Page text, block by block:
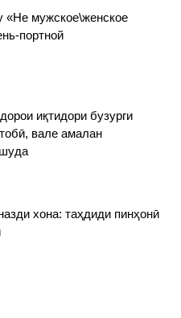
«Не мужское\женское
портной
иқтидори бузурги
вале амалан
хона: таҳдиди пинҳонӣ